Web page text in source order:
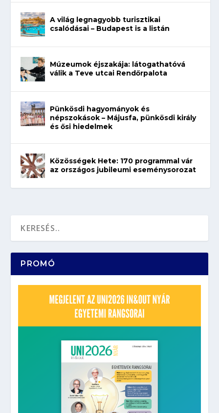
A világ legnagyobb turisztikai
csalódásai – Budapest is a listán
Múzeumok éjszakája: látogathatóvá
válik a Teve utcai Rendőrpalota
Pünkösdi hagyományok és
népszokások – Májusfa, pünkösdi király
és ősi hiedelmek
Közösségek Hete: 170 programmal vár
az országos jubileumi eseménysorozat
PROMÓ